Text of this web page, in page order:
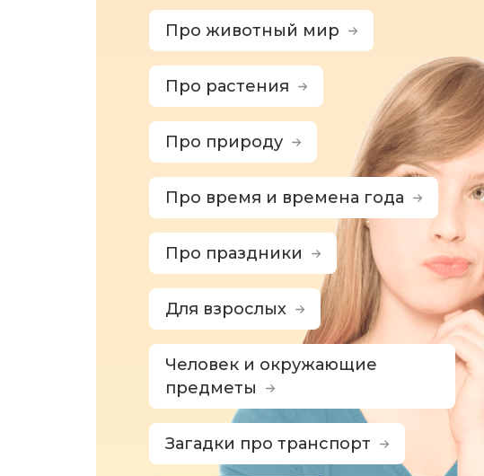
Про животный мир
Про растения
Про природу
Про время и времена года
Про праздники
Для взрослых
Человек и окружающие
предметы
Загадки про транспорт